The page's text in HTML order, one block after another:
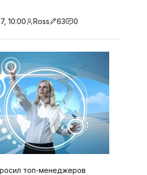
10:00 Ross 63 0
топ-менеджеров